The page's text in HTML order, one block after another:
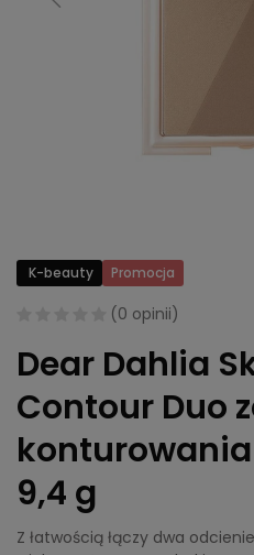
K-beauty Promocja
(0 opinii)
Dear Dahlia
Contour Duo
9,4 g
Z łatwością łączy dwa